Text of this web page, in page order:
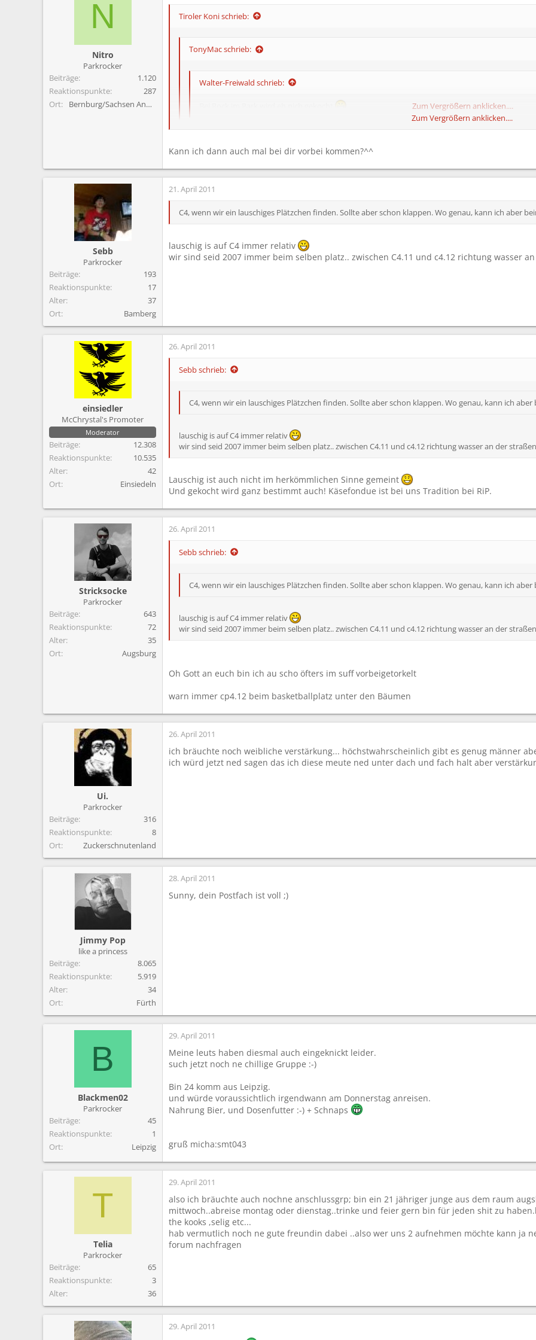
N
Nitro
Parkrocker
Beiträge
1.120
Reaktionspunkte
287
Ort
Bernburg/Sachsen Anhalt
Tiroler Koni schrieb:
TonyMac schrieb:
Walter-Freiwald schrieb:
Zum Vergrößern anklicken....
Und wie drauf könnt ihr euch verlassen , da spar ich mir auch noch extra mehr auf für Rock im
Zum Vergrößern anklicken....
Kann ich dann auch mal bei dir vorbei kommen?^^
Sebb
Parkrocker
Beiträge
193
Reaktionspunkte
17
Alter
37
Ort
Bamberg
21. April 2011
C4, wenn wir ein lauschiges Plätzchen finden. Sollte aber schon klappen. Wo genau, kann ich aber
lauschig is auf C4 immer relativ
wir sind seid 2007 immer beim selben platz.. zwischen C4.11 und c4.12 richtung wasser
einsiedler
McChrystal's Promoter
Moderator
Beiträge
12.308
Reaktionspunkte
10.535
Alter
42
Ort
Einsiedeln
26. April 2011
Sebb schrieb:
C4, wenn wir ein lauschiges Plätzchen finden. Sollte aber schon klappen. Wo genau, kann ich
lauschig is auf C4 immer relativ
wir sind seid 2007 immer beim selben platz.. zwischen C4.11 und c4.12 richtung wasser an der
Lauschig ist auch nicht im herkömmlichen Sinne gemeint
Und gekocht wird ganz bestimmt auch! Käsefondue ist bei uns Tradition bei RiP.
Stricksocke
Parkrocker
Beiträge
643
Reaktionspunkte
72
Alter
35
Ort
Augsburg
26. April 2011
Sebb schrieb:
C4, wenn wir ein lauschiges Plätzchen finden. Sollte aber schon klappen. Wo genau, kann ich
lauschig is auf C4 immer relativ
wir sind seid 2007 immer beim selben platz.. zwischen C4.11 und c4.12 richtung wasser an der
Oh Gott an euch bin ich au scho öfters im suff vorbeigetorkelt
warn immer cp4.12 beim basketballplatz unter den Bäumen
Ui.
Parkrocker
Beiträge
316
Reaktionspunkte
8
Ort
Zuckerschnutenland
26. April 2011
ich bräuchte noch weibliche verstärkung... höchstwahrscheinlich gibt es genug männer
ich würd jetzt ned sagen das ich diese meute ned unter dach und fach halt aber
Jimmy Pop
like a princess
Beiträge
8.065
Reaktionspunkte
5.919
Alter
34
Ort
Fürth
28. April 2011
Sunny, dein Postfach ist voll ;)
B
Blackmen02
Parkrocker
Beiträge
45
Reaktionspunkte
1
Ort
Leipzig
29. April 2011
Meine leuts haben diesmal auch eingeknickt leider.
such jetzt noch ne chillige Gruppe :-)
Bin 24 komm aus Leipzig.
und würde voraussichtlich irgendwann am Donnerstag anreisen.
Nahrung Bier, und Dosenfutter :-) + Schnaps
gruß micha:smt043
T
Telia
Parkrocker
Beiträge
65
Reaktionspunkte
3
Alter
36
29. April 2011
also ich bräuchte auch nochne anschlussgrp; bin ein 21 jähriger junge aus dem raum
mittwoch..abreise montag oder dienstag..trinke und feier gern bin für jeden shit zu
the kooks ,selig etc...
hab vermutlich noch ne gute freundin dabei ..also wer uns 2 aufnehmen möchte kann ja
forum nachfragen
29. April 2011